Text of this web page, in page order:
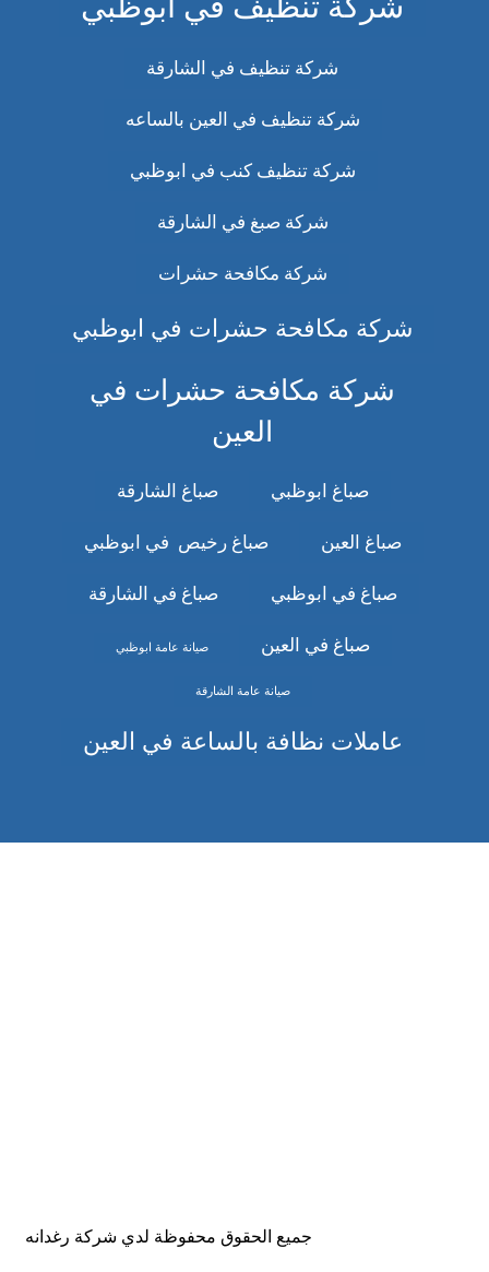
شركة تنظيف في الشارقة
شركة تنظيف في العين بالساعه
شركة تنظيف كنب في ابوظبي
شركة صبغ في الشارقة
شركة مكافحة حشرات
شركة مكافحة حشرات في ابوظبي
شركة مكافحة حشرات في
العين
صباغ ابوظبي صباغ الشارقة
صباغ العين صباغ رخيص في ابوظبي
صباغ في ابوظبي صباغ في الشارقة
صباغ في العين صيانة عامة ابوظبي
صيانة عامة الشارقة
عاملات نظافة بالساعة في العين
جميع الحقوق محفوظة لدي شركة رغدانه